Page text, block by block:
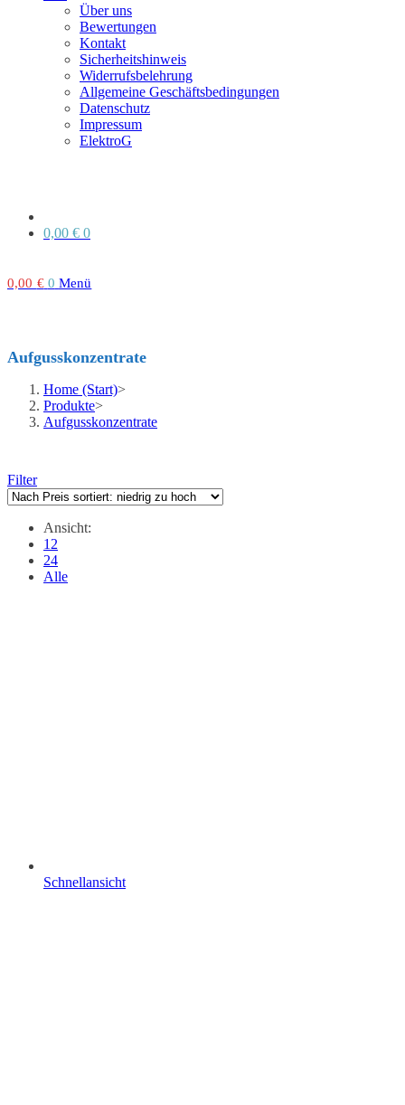
Über uns
Bewertungen
Kontakt
Sicherheitshinweis
Widerrufsbelehrung
Allgemeine Geschäftsbedingungen
Datenschutz
Impressum
ElektroG
0,00 € 0
0,00 € 0 Menü
Aufgusskonzentrate
Home (Start)>
Produkte>
Aufgusskonzentrate
Filter
Ansicht:
12
24
Alle
Schnellansicht